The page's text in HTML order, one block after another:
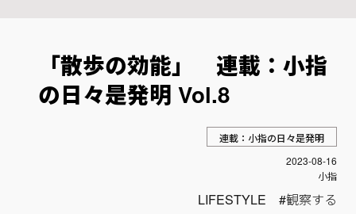
「散歩の効能」 連載：小指
の日々是発明 Vol.8
連載：小指の日々是発明
投稿日
2023-08-16
Author
小指
LIFESTYLE
観察する